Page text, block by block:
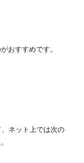
おすすめです。
、ネット上では次の